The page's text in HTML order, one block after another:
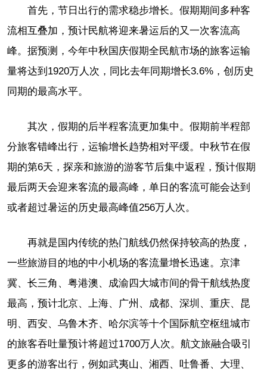
首先，节日出行的需求稳步增长。假期期间多种客
流相互叠加，预计民航将迎来暑运后的又一次客流高
峰。据预测，今年中秋国庆假期全民航市场的旅客运输
量将达到1920万人次，同比去年同期增长3.6%，创历史
同期的最高水平。
其次，假期的后半程客流更加集中。假期前半程部
分旅客错峰出行，运输增长趋势相对平缓。中秋节在假
期的第6天，探亲和旅游的游客节后集中返程，预计假期
最后两天会迎来客流的最高峰，单日的客流可能会达到
或者超过暑运的历史最高峰值256万人次。
再就是国内传统的热门航线仍然保持较高的热度，
一些旅游目的地的中小机场的客流量增长迅速。京津
冀、长三角、粤港澳、成渝四大城市间的骨干航线热度
最高，预计北京、上海、广州、成都、深圳、重庆、昆
明、西安、乌鲁木齐、哈尔滨等十个国际航空枢纽城市
的旅客吞吐量预计将超过1700万人次。航文旅融合吸引
更多的游客出行，例如武夷山、湘西、吐鲁番、大理、